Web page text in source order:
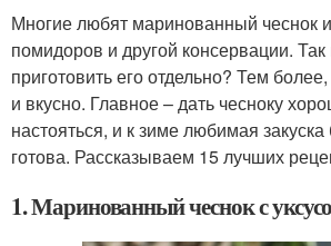
Многие любят маринованный чеснок
помидоров и другой консервации.
приготовить его отдельно? Тем
и вкусно. Главное – дать чесноку
настояться, и к зиме любимая закуска
готова. Рассказываем 15 лучших
1. Маринованный чеснок с